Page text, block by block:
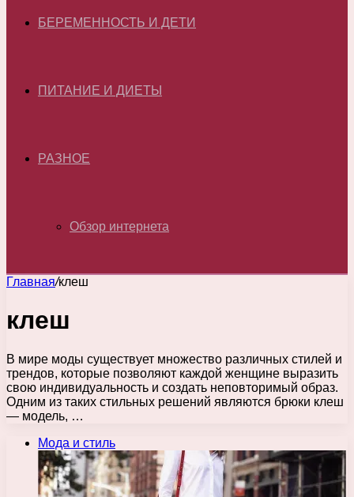
БЕРЕМЕННОСТЬ И ДЕТИ
ПИТАНИЕ И ДИЕТЫ
РАЗНОЕ
Обзор интернета
Главная/клеш
клеш
В мире моды существует множество различных стилей и
трендов, которые позволяют каждой женщине выразить
свою индивидуальность и создать неповторимый образ.
Одним из таких стильных решений являются брюки клеш
— модель, …
Мода и стиль